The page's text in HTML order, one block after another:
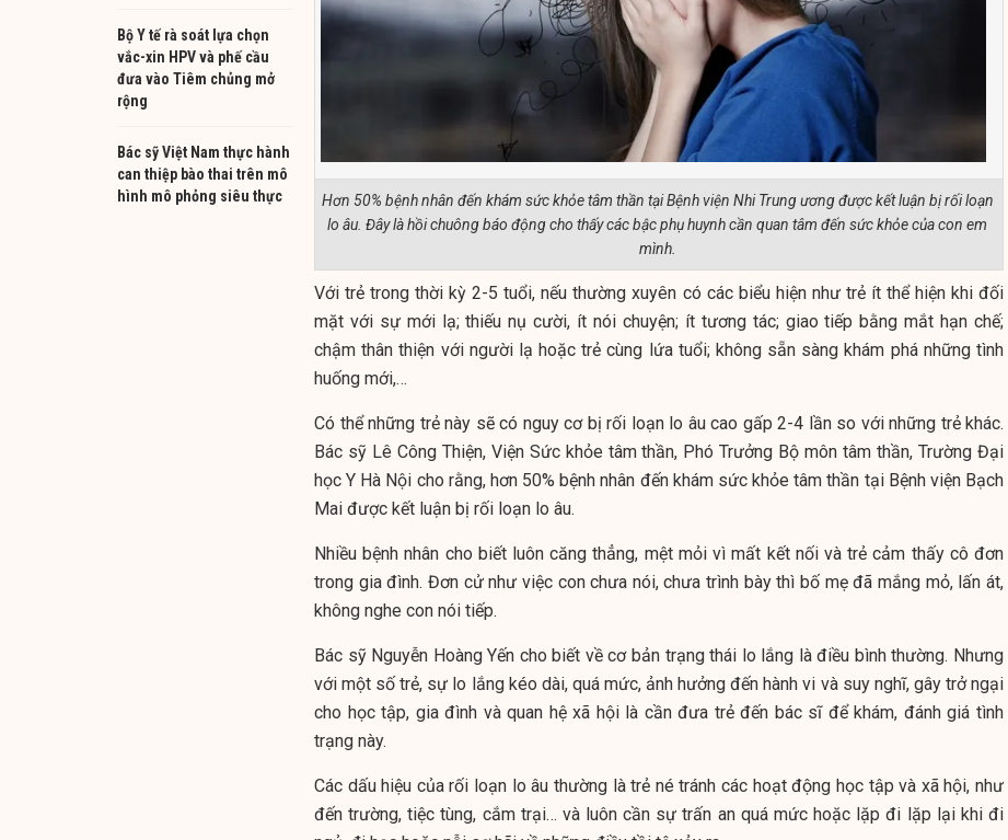
Bộ Y tế rà soát lựa chọn
vắc-xin HPV và phế cầu
đưa vào Tiêm chủng mở
rộng
Bác sỹ Việt Nam thực hành
can thiệp bào thai trên mô
hình mô phỏng siêu thực
Hơn 50% bệnh nhân đến khám sức khỏe tâm thần tại Bệnh viện Nhi Trung ương được kết luận bị rối loạn
lo âu. Đây là hồi chuông báo động cho thấy các bậc phụ huynh cần quan tâm đến sức khỏe của con em
mình.
Với trẻ trong thời kỳ 2-5 tuổi, nếu thường xuyên có các biểu hiện như trẻ ít thể hiện khi đối
mặt với sự mới lạ; thiếu nụ cười, ít nói chuyện; ít tương tác; giao tiếp bằng mắt hạn chế;
chậm thân thiện với người lạ hoặc trẻ cùng lứa tuổi; không sẵn sàng khám phá những tình
huống mới,…
Có thể những trẻ này sẽ có nguy cơ bị rối loạn lo âu cao gấp 2-4 lần so với những trẻ khác.
Bác sỹ Lê Công Thiện, Viện Sức khỏe tâm thần, Phó Trưởng Bộ môn tâm thần, Trường Đại
học Y Hà Nội cho rằng, hơn 50% bệnh nhân đến khám sức khỏe tâm thần tại Bệnh viện Bạch
Mai được kết luận bị rối loạn lo âu.
Nhiều bệnh nhân cho biết luôn căng thẳng, mệt mỏi vì mất kết nối và trẻ cảm thấy cô đơn
trong gia đình. Đơn cử như việc con chưa nói, chưa trình bày thì bố mẹ đã mắng mỏ, lấn át,
không nghe con nói tiếp.
Bác sỹ Nguyễn Hoàng Yến cho biết về cơ bản trạng thái lo lắng là điều bình thường. Nhưng
với một số trẻ, sự lo lắng kéo dài, quá mức, ảnh hưởng đến hành vi và suy nghĩ, gây trở ngại
cho học tập, gia đình và quan hệ xã hội là cần đưa trẻ đến bác sĩ để khám, đánh giá tình
trạng này.
Các dấu hiệu của rối loạn lo âu thường là trẻ né tránh các hoạt động học tập và xã hội, như
đến trường, tiệc tùng, cắm trại… và luôn cần sự trấn an quá mức hoặc lặp đi lặp lại khi đi